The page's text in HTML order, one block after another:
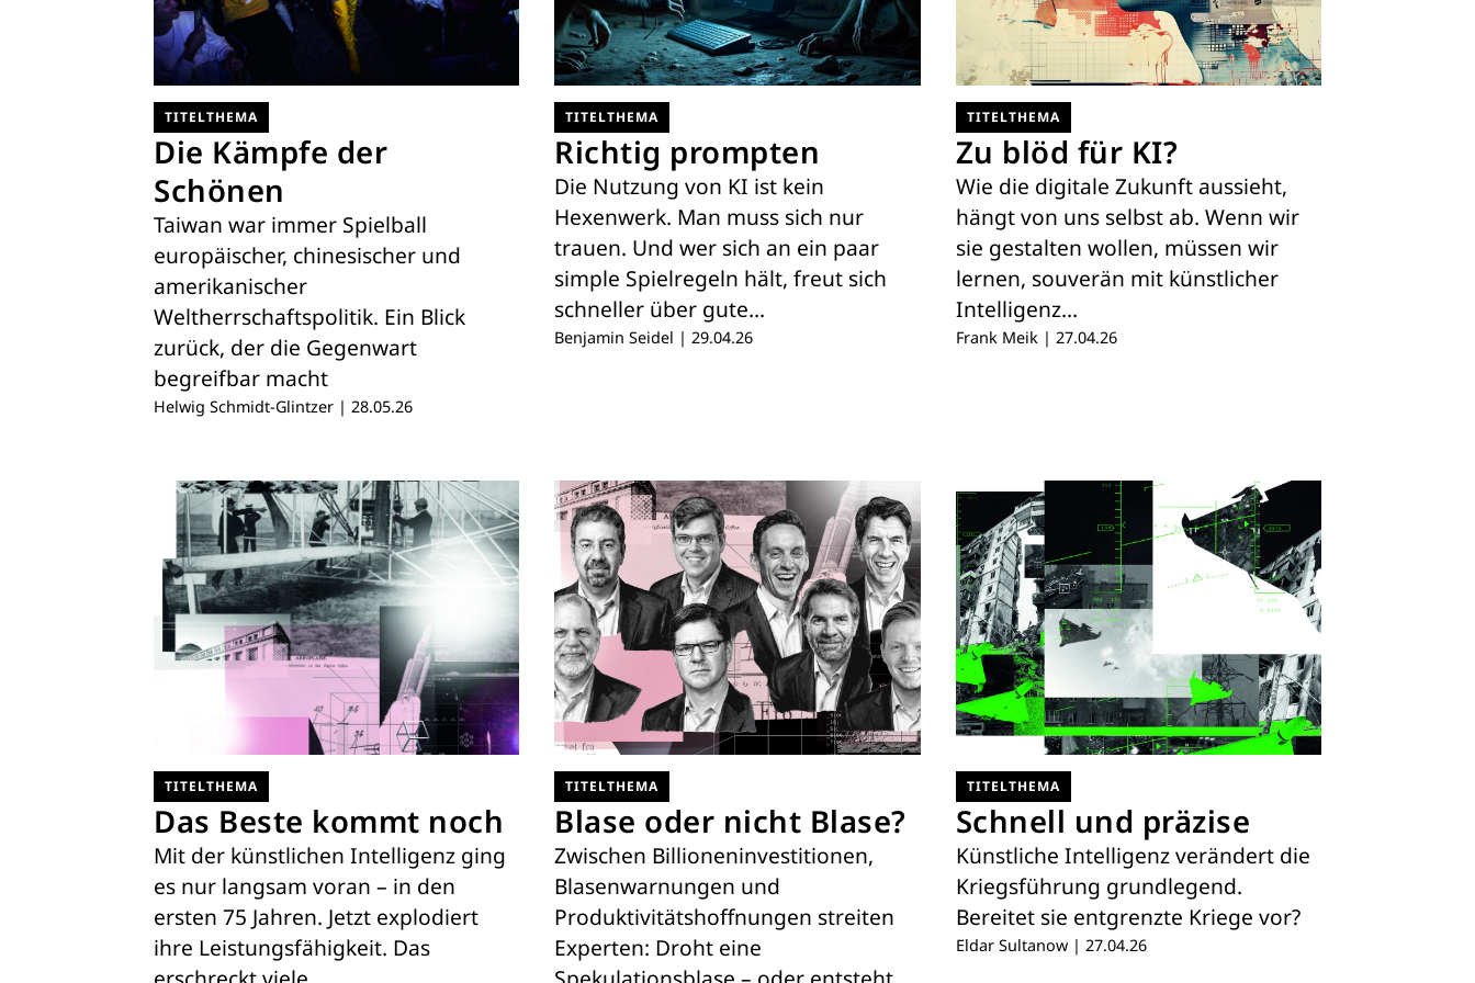
TITELTHEMA
Die Kämpfe der
Schönen
Taiwan war immer Spielball
europäischer, chinesischer und
amerikanischer
Weltherrschaftspolitik. Ein Blick
zurück, der die Gegenwart
begreifbar macht
Helwig Schmidt-Glintzer | 28.05.26
TITELTHEMA
Richtig prompten
Die Nutzung von KI ist kein
Hexenwerk. Man muss sich nur
trauen. Und wer sich an ein paar
simple Spielregeln hält, freut sich
schneller über gute…
Benjamin Seidel | 29.04.26
TITELTHEMA
Zu blöd für KI?
Wie die digitale Zukunft aussieht,
hängt von uns selbst ab. Wenn wir
sie gestalten wollen, müssen wir
lernen, souverän mit künstlicher
Intelligenz…
Frank Meik| 27.04.26
TITELTHEMA
Das Beste kommt noch
Mit der künstlichen Intelligenz ging
es nur langsam voran – in den
ersten 75 Jahren. Jetzt explodiert
ihre Leistungsfähigkeit. Das
TITELTHEMA
Blase oder nicht Blase?
Zwischen Billioneninvestitionen,
Blasenwarnungen und
Produktivitätshoffnungen streiten
Experten: Droht eine
TITELTHEMA
Schnell und präzise
Künstliche Intelligenz verändert die
Kriegsführung grundlegend.
Bereitet sie entgrenzte Kriege vor?
Eldar Sultanow| 27.04.26